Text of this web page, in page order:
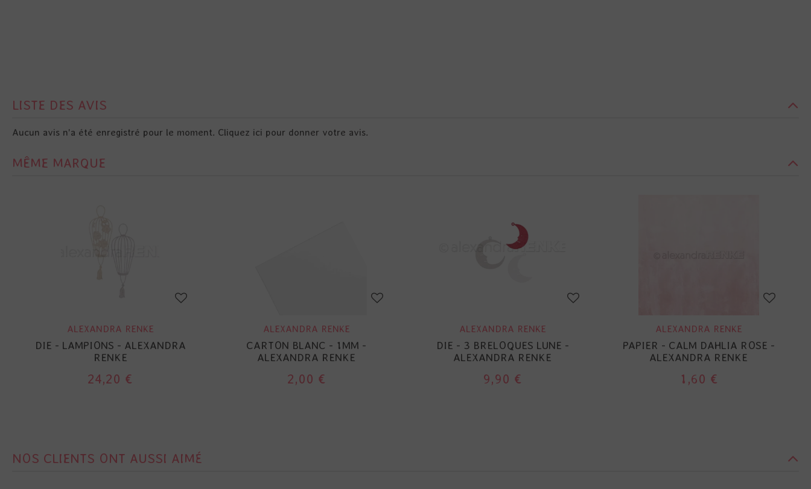
LISTE DES AVIS
Aucun avis n'a été enregistré pour le moment. Cliquez ici pour donner votre avis.
MÊME MARQUE
ALEXANDRA RENKE
DIE - LAMPIONS - ALEXANDRA
RENKE
24,20 €
ALEXANDRA RENKE
CARTON BLANC - 1MM -
ALEXANDRA RENKE
2,00 €
ALEXANDRA RENKE
DIE - 3 BRELOQUES LUNE -
ALEXANDRA RENKE
9,90 €
ALEXANDRA RENKE
PAPIER - CALM DAHLIA ROSE -
ALEXANDRA RENKE
1,60 €
NOS CLIENTS ONT AUSSI AIMÉ